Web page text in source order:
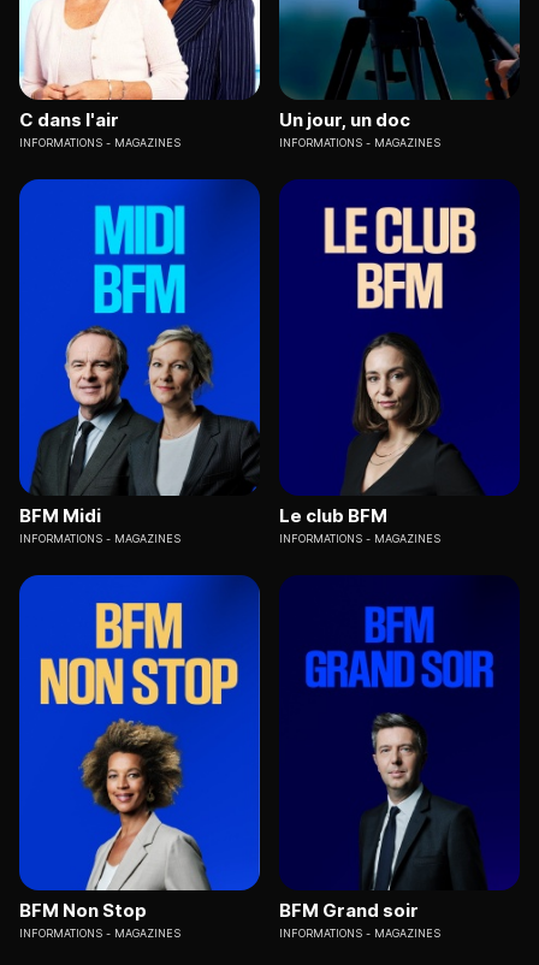
C dans l'air
INFORMATIONS MAGAZINES
Un jour, un doc
INFORMATIONS MAGAZINES
BFM Midi
INFORMATIONS MAGAZINES
Le club BFM
INFORMATIONS MAGAZINES
BFM Non Stop
INFORMATIONS MAGAZINES
BFM Grand soir
INFORMATIONS MAGAZINES